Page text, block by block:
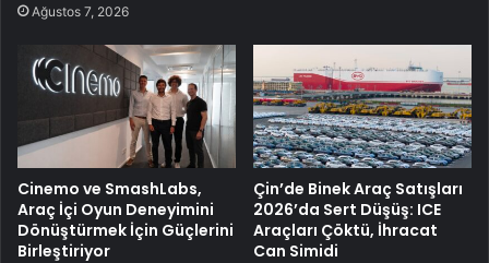
Ağustos 7, 2026
Cinemo ve SmashLabs,
Araç İçi Oyun Deneyimini
Dönüştürmek İçin Güçlerini
Birleştiriyor
Çin’de Binek Araç Satışları
2026’da Sert Düşüş: ICE
Araçları Çöktü, İhracat
Can Simidi